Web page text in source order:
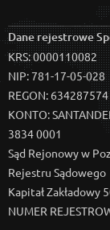
Dane rejestrowe
KRS: 0000110082
NIP: 781-17-05-028
REGON: 634287574
KONTO:
3834 0001
Sąd Rejonowy w
Rejestru Sądowego
Kapitał Zakładowy
NUMER